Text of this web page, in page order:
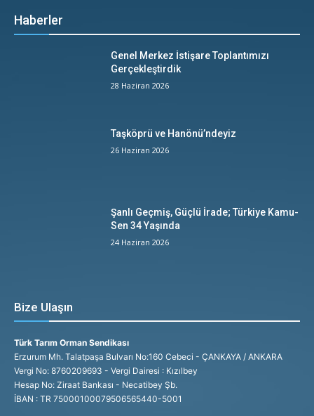
Haberler
Genel Merkez İstişare Toplantımızı
Gerçekleştirdik
28 Haziran 2026
Taşköprü ve Hanönü’ndeyiz
26 Haziran 2026
Şanlı Geçmiş, Güçlü İrade; Türkiye Kamu-
Sen 34 Yaşında
24 Haziran 2026
Bize Ulaşın
Türk Tarım Orman Sendikası
Erzurum Mh. Talatpaşa Bulvarı No:160 Cebeci - ÇANKAYA / ANKARA
Vergi No: 8760209693 - Vergi Dairesi : Kızılbey
Hesap No: Ziraat Bankası - Necatibey Şb.
İBAN : TR 75000100079506565440-5001